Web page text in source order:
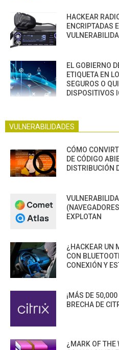
HACKEAR
ENCRIPTADAS
EL GOBIERNO
ETIQUETA EN
SEGUROS O
DISPOSITIVOS
VULNERABILIDADES
CÓMO
DE CÓDIGO
DISTRIBUCIÓN
EXPLOTAN
¿HACKEAR UN
CON
CONEXIÓN Y
¡MÁS DE
BRECHA DE
¿MARK OF THE